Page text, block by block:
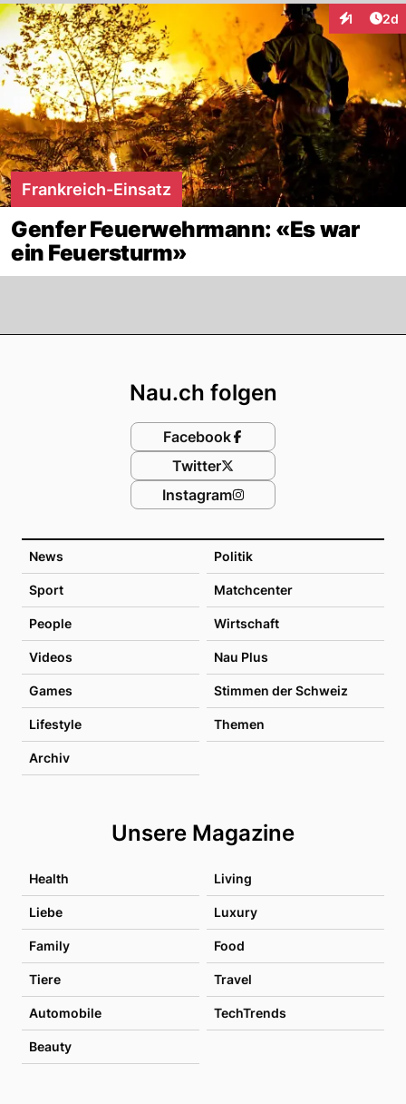
1 2d
Frankreich-Einsatz
Genfer Feuerwehrmann: «Es war
ein Feuersturm»
News Politik
Sport Matchcenter
People Wirtschaft
Videos Nau Plus
Games Stimmen der Schweiz
Lifestyle Themen
Archiv
Unsere Magazine
Health Living
Liebe Luxury
Family Food
Tiere Travel
Automobile TechTrends
Beauty
Nau.ch folgen
Facebook
Twitter
Instagram